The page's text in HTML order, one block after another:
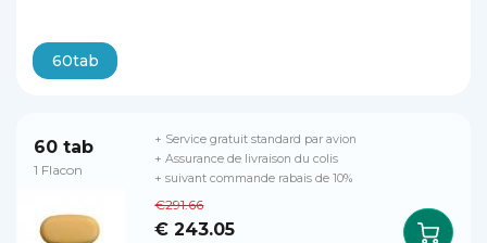
60tab
60 tab
1 Flacon
€291.66
€ 243.05
+ Service gratuit standard par avion
+ Assurance de livraison du colis
+ suivant commande rabais de 10%